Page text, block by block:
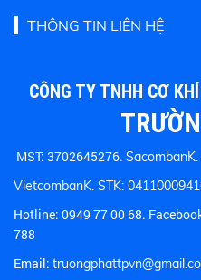
THÔNG TIN LIÊN HỆ
CÔNG TY TNHH CƠ
MST: 3702645276.
VietcombanK. STK:
Hotline: 0949 77 00 68.
788
Email: